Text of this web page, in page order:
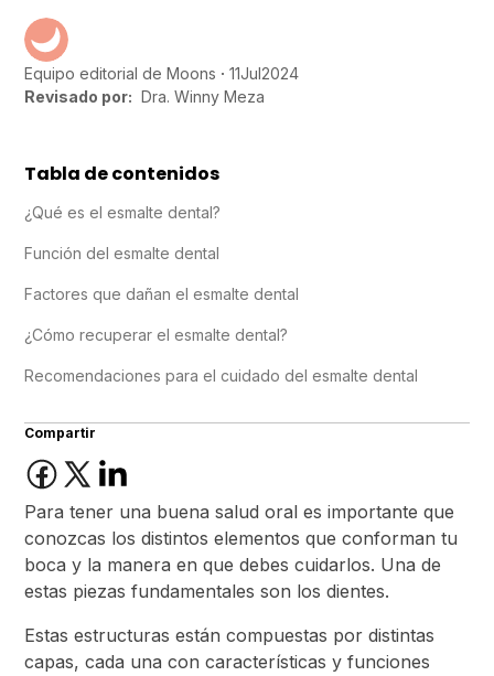
Equipo editorial de Moons 11Jul2024
Revisado por: Dra. Winny Meza
Tabla de contenidos
¿Qué es el esmalte dental?
Función del esmalte dental
Factores que dañan el esmalte dental
¿Cómo recuperar el esmalte dental?
Recomendaciones para el cuidado del esmalte dental
Compartir
Para tener una buena salud oral es importante que
conozcas los distintos elementos que conforman tu
boca y la manera en que debes cuidarlos. Una de
estas piezas fundamentales son los dientes.
Estas estructuras están compuestas por distintas
capas, cada una con características y funciones